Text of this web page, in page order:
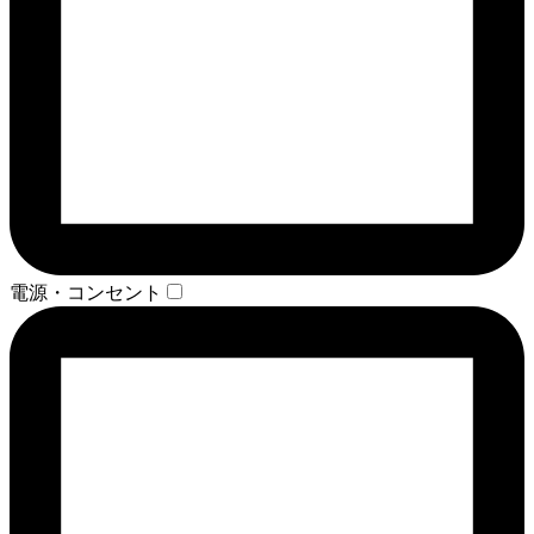
電源・コンセント